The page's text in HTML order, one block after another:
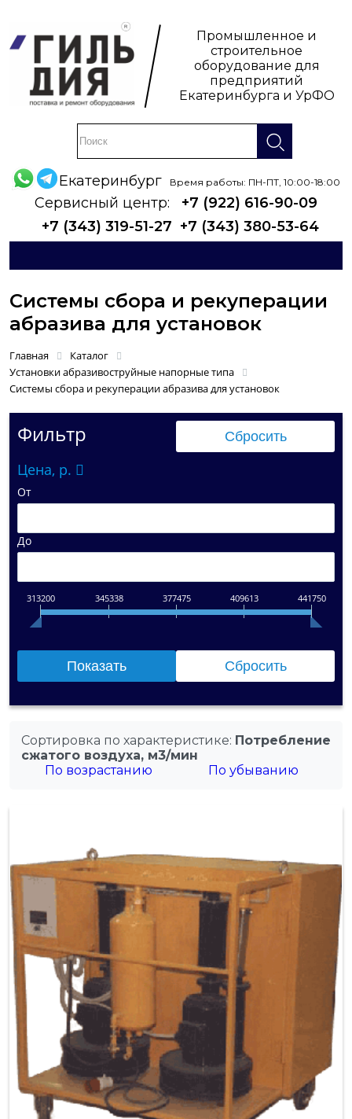
Промышленное и
строительное
оборудование для
предприятий
Екатеринбурга и УрФО
Екатеринбург Время работы: ПН-ПТ, 10:00-18:00
Сервисный центр:
+7 (922) 616-90-09
+7 (343) 319-51-27 +7 (343) 380-53-64
Системы сбора и рекуперации
абразива для установок
Главная
Каталог
Установки абразивоструйные напорные типа
Системы сбора и рекуперации абразива для установок
Фильтр
Цена, р.
От
До
313200 345338 377475 409613 441750
Сортировка по характеристике: Потребление
сжатого воздуха, м3/мин
По возрастанию
По убыванию